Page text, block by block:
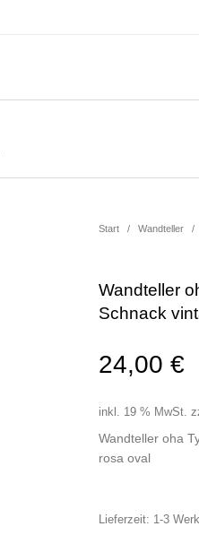
Taschen/Turnbeutel
Start / Wandteller /
Wandteller
Schnack
24,00 €
inkl. 19 % MwSt.
Wandteller oha
rosa oval
Lieferzeit: 1-3